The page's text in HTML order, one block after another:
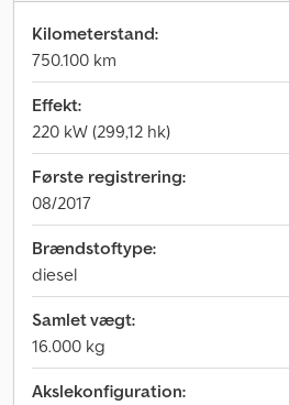
Kilometerstand:
750.100 km
Effekt:
220 kW (299,12 hk)
Første registrering:
08/2017
Brændstoftype:
diesel
Samlet vægt:
16.000 kg
Akslekonfiguration: